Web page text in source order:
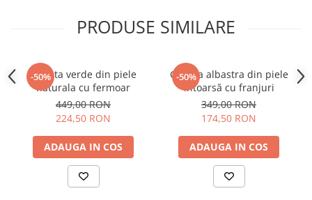
PRODUSE SIMILARE
-50%
Geanta verde din piele
naturala cu fermoar
449,00 RON
224,50 RON
ADAUGA IN COS
-50%
Geanta albastra din piele
întoarsă cu franjuri
349,00 RON
174,50 RON
ADAUGA IN COS